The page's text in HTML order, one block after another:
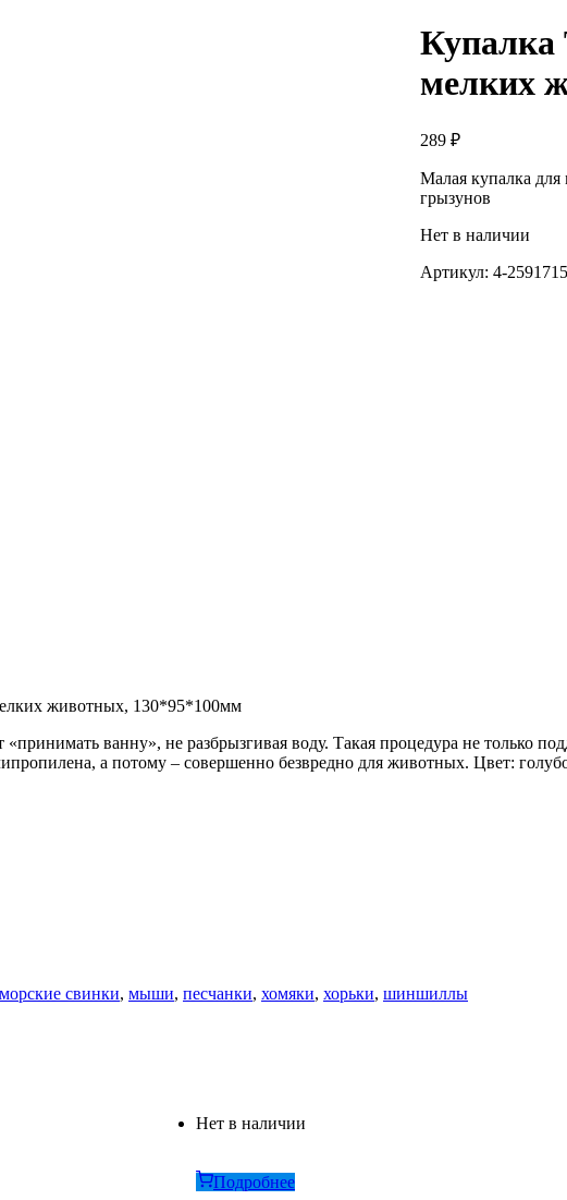
мелких
289 ₽
Малая купалка
грызунов
Нет в наличии
Артикул: 4-2591715
животных, 130*95*100мм
ванну», не разбрызгивая воду. Такая процедура не только
а потому – совершенно безвредно для животных. Цвет:
морские свинки, мыши, песчанки, хомяки, хорьки, шиншиллы
Нет в наличии
Подробнее